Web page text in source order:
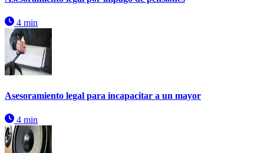
4 min
Asesoramiento legal para incapacitar a un mayor
4 min